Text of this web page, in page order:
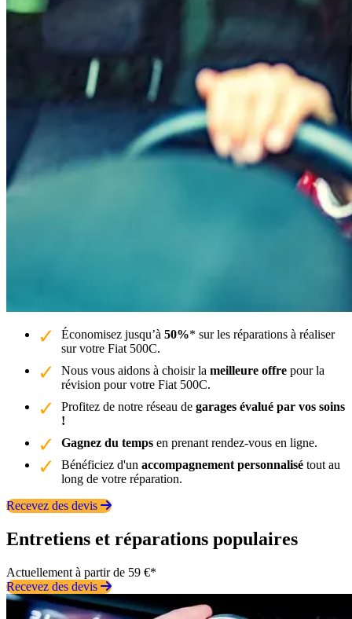
Économisez jusqu’à 50%* sur les réparations à réaliser
sur votre Fiat 500C.
Nous vous aidons à choisir la meilleure offre pour la
révision pour votre Fiat 500C.
Profitez de notre réseau de garages évalué par vos soins
!
Gagnez du temps en prenant rendez-vous en ligne.
Bénéficiez d'un accompagnement personnalisé tout au
long de votre réparation.
Recevez des devis
Entretiens et réparations populaires
Actuellement à partir de 59 €*
Recevez des devis